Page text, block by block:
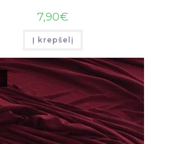
7,90€
Į krepšelį